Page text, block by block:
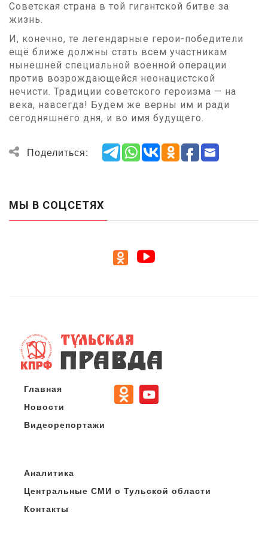
Советская страна в той гигантской битве за
жизнь.
И, конечно, те легендарные герои-победители
ещё ближе должны стать всем участникам
нынешней специальной военной операции
против возрождающейся неонацистской
нечисти. Традиции советского героизма — на
века, навсегда! Будем же верны им и ради
сегодняшнего дня, и во имя будущего.
Поделиться:
МЫ В СОЦСЕТЯХ
Главная
Новости
Видеорепортажи
Аналитика
Центральные СМИ о Тульской области
Контакты